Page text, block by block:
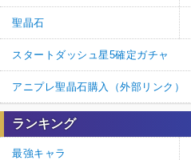
聖晶石
スタートダッシュ星5確定ガチャ
アニプレ聖晶石購入（外部リンク）
ランキング
最強キャラ